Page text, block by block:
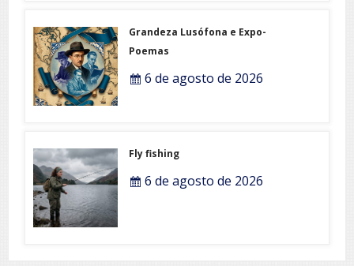
Grandeza Lusófona e Expo-
Poemas
6 de agosto de 2026
Fly fishing
6 de agosto de 2026